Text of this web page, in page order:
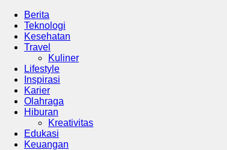
Berita
Teknologi
Kesehatan
Travel
Kuliner
Lifestyle
Inspirasi
Karier
Olahraga
Hiburan
Kreativitas
Edukasi
Keuangan